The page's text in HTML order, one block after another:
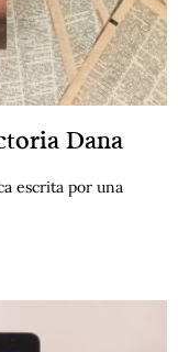
Dana
escrita por una